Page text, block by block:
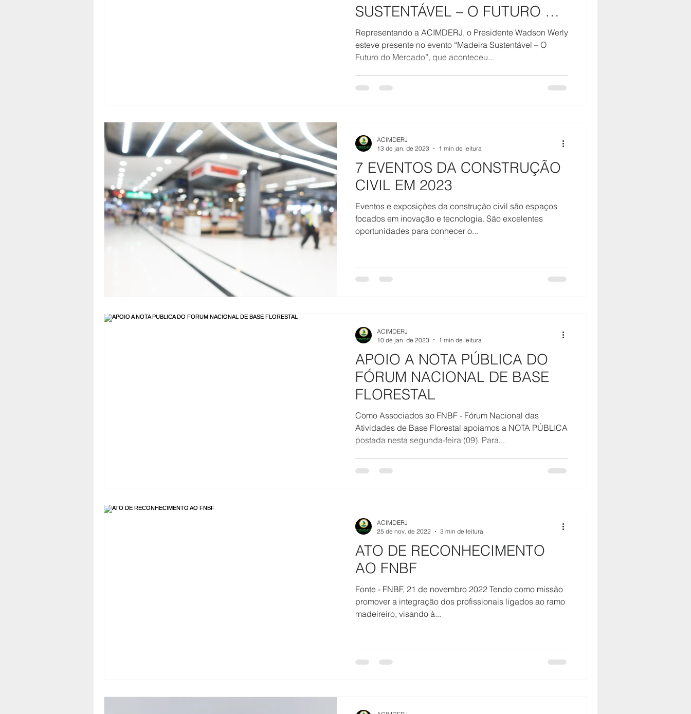
SUSTENTÁVEL – O FUTURO DO
MERCADO”
Representando a ACIMDERJ, o Presidente Wadson Werly
esteve presente no evento “Madeira Sustentável – O
Futuro do Mercado”, que aconteceu...
7 EVENTOS DA CONSTRUÇÃO
CIVIL EM 2023
Eventos e exposições da construção civil são espaços
focados em inovação e tecnologia. São excelentes
oportunidades para conhecer o...
ACIMDERJ
13 de jan. de 2023
1 min de leitura
APOIO A NOTA PÚBLICA DO
FÓRUM NACIONAL DE BASE
FLORESTAL
Como Associados ao FNBF - Fórum Nacional das
Atividades de Base Florestal apoiamos a NOTA PÚBLICA
postada nesta segunda-feira (09). Para...
ACIMDERJ
10 de jan. de 2023
1 min de leitura
ATO DE RECONHECIMENTO
AO FNBF
Fonte - FNBF, 21 de novembro 2022 Tendo como missão
promover a integração dos profissionais ligados ao ramo
madeireiro, visando à...
ACIMDERJ
25 de nov. de 2022
3 min de leitura